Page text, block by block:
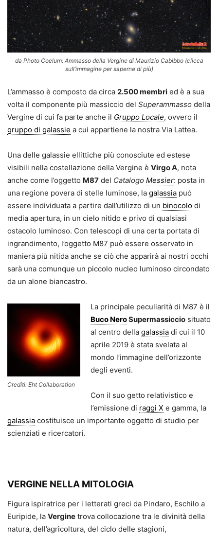
da Photo Coelum: Ammasso della Vergine di Maurizio Cabibbo (clicca
sull’immagine per saperne di più)
L’ammasso è composto da circa 2.500 membri ed è a sua
volta il componente più massiccio del Superammasso della
Vergine di cui fa parte anche il Gruppo Locale, ovvero il
gruppo di galassie a cui appartiene la nostra Via Lattea.
Una delle galassie ellittiche più conosciute ed estese
visibili nella costellazione della Vergine è Virgo A, nota
anche come l’oggetto M87 del Catalogo Messier: posta in
una regione povera di stelle luminose, la galassia può
essere individuata a partire dall’utilizzo di un binocolo di
media apertura, in un cielo nitido e privo di qualsiasi
ostacolo luminoso. Con telescopi di una certa portata di
ingrandimento, l’oggetto M87 può essere osservato in
maniera più nitida anche se ciò che apparirà ai nostri occhi
sarà una comunque un piccolo nucleo luminoso circondato
da un alone biancastro.
Crediti: Eht Collaboration
La principale peculiarità di M87 è il
Buco NeroSupermassiccio situato
al centro della galassia di cui il 10
aprile 2019 è stata svelata al
mondo l’immagine dell’orizzonte
degli eventi.
Con il suo getto relativistico e
l’emissione di raggi X e gamma, la
galassia costituisce un importante oggetto di studio per
scienziati e ricercatori.
VERGINE NELLA MITOLOGIA
Figura ispiratrice per i letterati greci da Pindaro, Eschilo a
Euripide, la Vergine trova collocazione tra le divinità della
natura, dell’agricoltura, del ciclo delle stagioni,